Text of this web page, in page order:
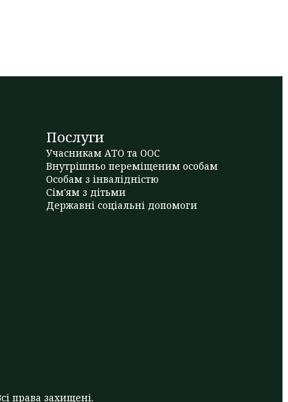
Послуги
Учасникам АТО та ООС
Внутрішньо переміщеним особам
Особам з інвалідністю
Сім'ям з дітьми
Державні соціальні допомоги
права захищені.